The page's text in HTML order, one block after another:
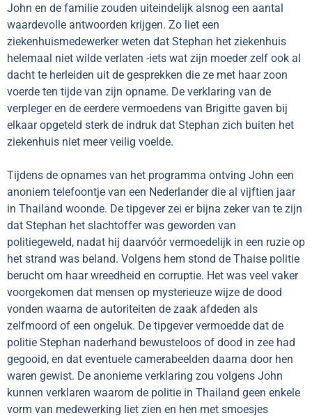
John en de familie zouden uiteindelijk alsnog een aantal
waardevolle antwoorden krijgen. Zo liet een
ziekenhuismedewerker weten dat Stephan het ziekenhuis
helemaal niet wilde verlaten -iets wat zijn moeder zelf ook al
dacht te herleiden uit de gesprekken die ze met haar zoon
voerde ten tijde van zijn opname. De verklaring van de
verpleger en de eerdere vermoedens van Brigitte gaven bij
elkaar opgeteld sterk de indruk dat Stephan zich buiten het
ziekenhuis niet meer veilig voelde.
Tijdens de opnames van het programma ontving John een
anoniem telefoontje van een Nederlander die al vijftien jaar
in Thailand woonde. De tipgever zei er bijna zeker van te zijn
dat Stephan het slachtoffer was geworden van
politiegeweld, nadat hij daarvóór vermoedelijk in een ruzie op
het strand was beland. Volgens hem stond de Thaise politie
berucht om haar wreedheid en corruptie. Het was veel vaker
voorgekomen dat mensen op mysterieuze wijze de dood
vonden waarna de autoriteiten de zaak afdeden als
zelfmoord of een ongeluk. De tipgever vermoedde dat de
politie Stephan naderhand bewusteloos of dood in zee had
gegooid, en dat eventuele camerabeelden daarna door hen
waren gewist. De anonieme verklaring zou volgens John
kunnen verklaren waarom de politie in Thailand geen enkele
vorm van medewerking liet zien en hen met smoesjes